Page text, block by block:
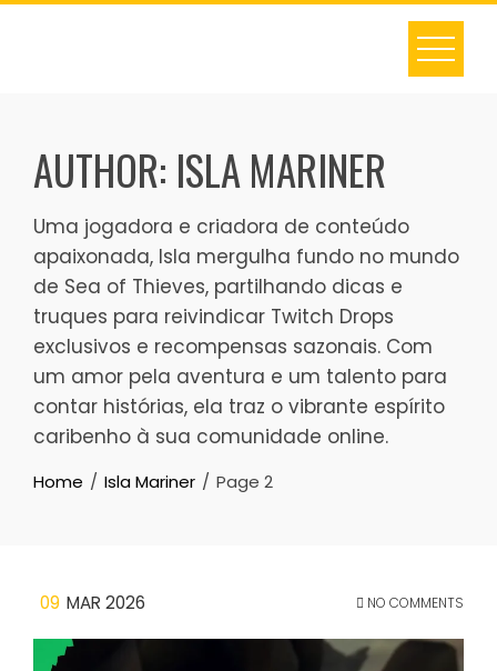
Skip
AUTHOR: ISLA MARINER
Uma jogadora e criadora de conteúdo
apaixonada, Isla mergulha fundo no mundo
de Sea of Thieves, partilhando dicas e
truques para reivindicar Twitch Drops
exclusivos e recompensas sazonais. Com
um amor pela aventura e um talento para
contar histórias, ela traz o vibrante espírito
caribenho à sua comunidade online.
Home Isla Mariner Page 2
09 MAR 2026 NO COMMENTS